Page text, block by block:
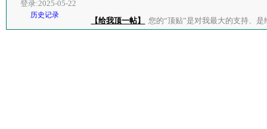
登录:2025-05-22
历史记录
【给我顶一帖】 您的“顶贴”是对我最大的支持、